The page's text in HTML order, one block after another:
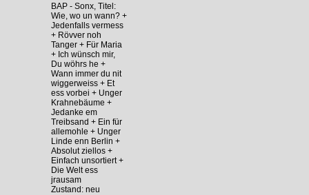
BAP - Sonx, Titel:
Wie, wo un wann? +
Jedenfalls vermess
+ Rövver noh
Tanger + Für Maria
+ Ich wünsch mir,
Du wöhrs he +
Wann immer du nit
wiggerweiss + Et
ess vorbei + Unger
Krahnebäume +
Jedanke em
Treibsand + Ein für
allemohle + Unger
Linde enn Berlin +
Absolut ziellos +
Einfach unsortiert +
Die Welt ess
jrausam
Zustand: neu